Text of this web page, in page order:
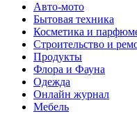
Авто-мото
Бытовая техника
Косметика и
Строительство и
Продукты
Флора и Фауна
Одежда
Онлайн журнал
Мебель